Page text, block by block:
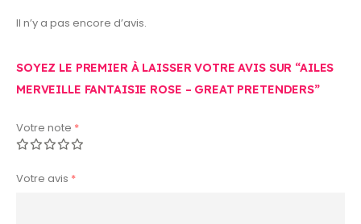
Il n’y a pas encore d’avis.
SOYEZ LE PREMIER À LAISSER VOTRE AVIS SUR “AILES
MERVEILLE FANTAISIE ROSE – GREAT PRETENDERS”
Votre note *
Votre avis *